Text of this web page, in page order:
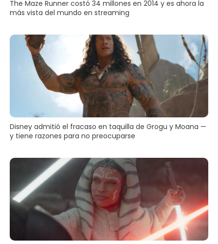
The Maze Runner costó 34 millones en 2014 y es ahora la
más vista del mundo en streaming
Disney admitió el fracaso en taquilla de Grogu y Moana —
y tiene razones para no preocuparse